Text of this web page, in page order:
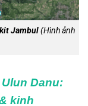
Jambul(Hình ảnh
Danu:
kinh